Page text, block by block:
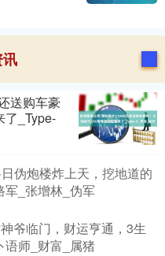
送购车豪
了_Type-
伪炮楼炸上天，挖地道的
军_张增林_伪军
爷临门，财运亨通，3生
语师_财富_属猪